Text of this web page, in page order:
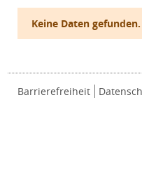
Keine Daten gefunden.
Barrierefreiheit